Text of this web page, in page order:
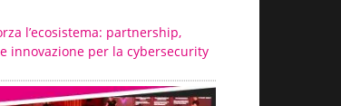
l’ecosistema: partnership,
innovazione per la cybersecurity